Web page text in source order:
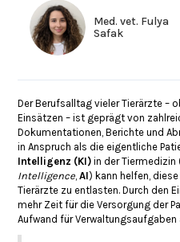
Med. vet. Fulya
Safak
Der Berufsalltag vieler Tierärzte –
Einsätzen – ist geprägt von
Dokumentationen, Berichte und
in Anspruch als die eigentliche
Intelligenz (KI) in der
Intelligence,AI) kann helfen,
Tierärzte zu entlasten. Durch den
mehr Zeit für die Versorgung der
Aufwand für Verwaltungsaufgaben